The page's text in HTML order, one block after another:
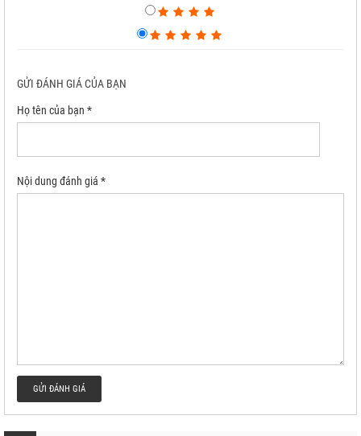
GỬI ĐÁNH GIÁ CỦA BẠN
Họ tên của bạn *
Nội dung đánh giá *
GỬI ĐÁNH GIÁ